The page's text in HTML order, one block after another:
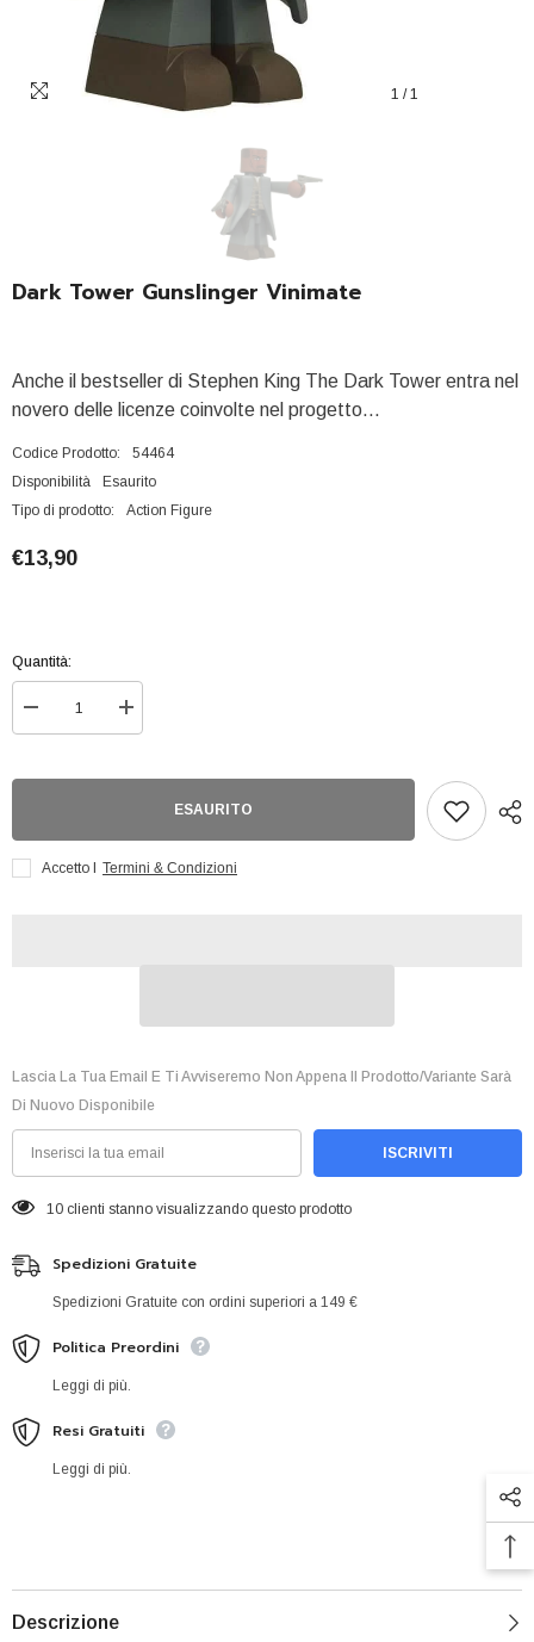
1 / 1
Dark Tower Gunslinger Vinimate
Anche il bestseller di Stephen King The Dark Tower entra nel
novero delle licenze coinvolte nel progetto...
Codice Prodotto:
54464
Disponibilità
Esaurito
Tipo di prodotto:
Action Figure
€13,90
Quantità:
Diminuisci
quantità
Aumenta
quantità
GunslingerESAURITO
Accetto I Termini & Condizioni
Lascia La Tua Email E Ti Avviseremo Non Appena Il Prodotto/variante Sarà
Di Nuovo Disponibile
ISCRIVITI
10 clienti stanno visualizzando questo prodotto
Spedizioni Gratuite
Spedizioni Gratuite con ordini superiori a 149 €
Politica Preordini
Leggi di più.
Resi Gratuiti
Leggi di più.
Descrizione